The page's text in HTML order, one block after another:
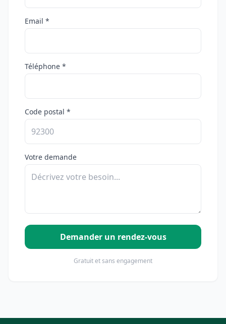
Email *
Téléphone *
Code postal *
Votre demande
Demander un rendez-vous
Gratuit et sans engagement